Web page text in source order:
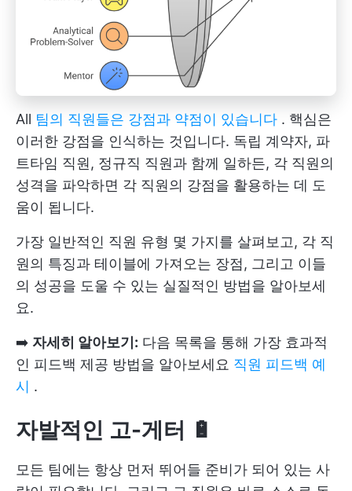
All 팀의 직원들은 강점과 약점이 있습니다 . 핵심은
이러한 강점을 인식하는 것입니다. 독립 계약자, 파
트타임 직원, 정규직 직원과 함께 일하든, 각 직원의
성격을 파악하면 각 직원의 강점을 활용하는 데 도
움이 됩니다.
가장 일반적인 직원 유형 몇 가지를 살펴보고, 각 직
원의 특징과 테이블에 가져오는 장점, 그리고 이들
의 성공을 도울 수 있는 실질적인 방법을 알아보세
요.
➡️ 자세히 알아보기: 다음 목록을 통해 가장 효과적
인 피드백 제공 방법을 알아보세요 직원 피드백 예
시 .
자발적인 고-게터 🔋
모든 팀에는 항상 먼저 뛰어들 준비가 되어 있는 사